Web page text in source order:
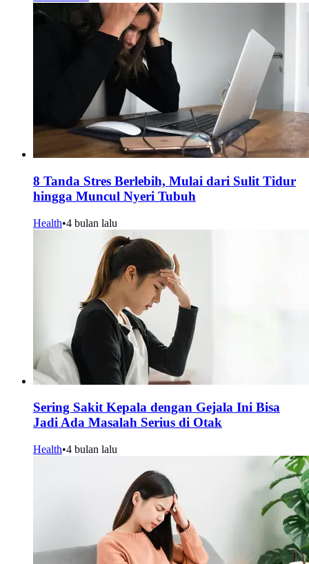
8 Tanda Stres Berlebih, Mulai dari Sulit Tidur
hingga Muncul Nyeri Tubuh
Health•4 bulan lalu
Sering Sakit Kepala dengan Gejala Ini Bisa
Jadi Ada Masalah Serius di Otak
Health•4 bulan lalu